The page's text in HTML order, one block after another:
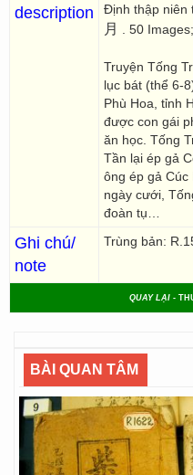
description
Định thập niên
月
. 50
Truyện Tống
lục bát (thể 6-
Phù Hoa, tỉnh
được con gái
ăn học. Tống
Tần lại ép gả
ông ép gả
ngày cưới,
đoàn tụ…
Ghi chú/
note
Trùng bản:
QUAY LẠI -
BÀI QUAN TÂM